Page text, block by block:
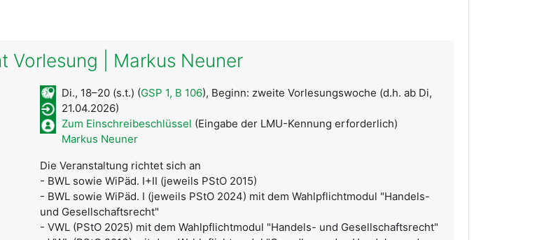
Vorlesung | Markus Neuner
Di., 18–20 (s.t.) (GSP 1, B 106), Beginn: zweite Vorlesungswoche (d.h. ab Di,
21.04.2026)
Zum Einschreibeschlüssel (Eingabe der LMU-Kennung erforderlich)
Markus Neuner
Die Veranstaltung richtet sich an
- BWL sowie WiPäd. I+II (jeweils PStO 2015)
- BWL sowie WiPäd. I (jeweils PStO 2024) mit dem Wahlpflichtmodul "Handels-
und Gesellschaftsrecht"
- VWL (PStO 2025) mit dem Wahlpflichtmodul "Handels- und Gesellschaftsrecht"